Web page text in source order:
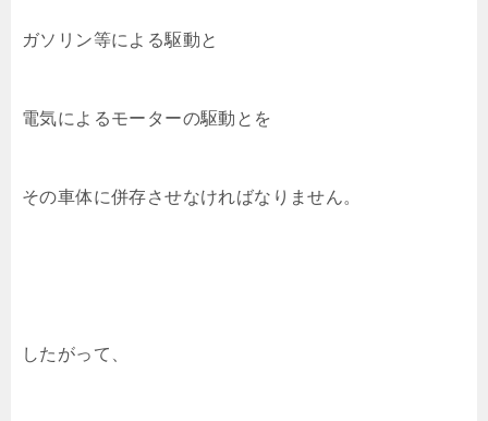
ガソリン等による駆動と
電気によるモーターの駆動とを
その車体に併存させなければなりません。
したがって、